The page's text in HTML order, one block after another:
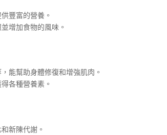
豐富的營養。
增加食物的風味。
能幫助身體修復和增強肌肉。
各種營養素。
新陳代謝。